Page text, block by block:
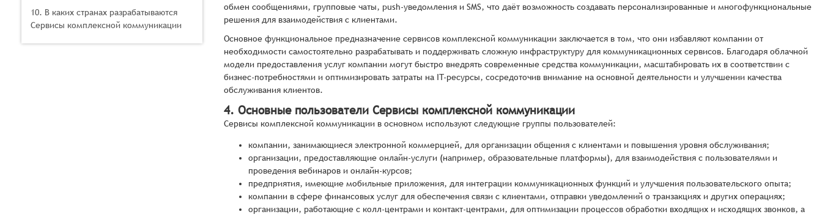
10. В каких странах разрабатываются
Сервисы комплексной коммуникации
обмен сообщениями, групповые чаты, push-уведомления и SMS, что даёт возможность создавать персонализированные и многофункциональные
решения для взаимодействия с клиентами.
Основное функциональное предназначение сервисов комплексной коммуникации заключается в том, что они избавляют компании от
необходимости самостоятельно разрабатывать и поддерживать сложную инфраструктуру для коммуникационных сервисов. Благодаря облачной
модели предоставления услуг компании могут быстро внедрять современные средства коммуникации, масштабировать их в соответствии с
бизнес-потребностями и оптимизировать затраты на IT-ресурсы, сосредоточив внимание на основной деятельности и улучшении качества
обслуживания клиентов.
4. Основные пользователи Сервисы комплексной коммуникации
Сервисы комплексной коммуникации в основном используют следующие группы пользователей:
компании, занимающиеся электронной коммерцией, для организации общения с клиентами и повышения уровня обслуживания;
организации, предоставляющие онлайн-услуги (например, образовательные платформы), для взаимодействия с пользователями и
проведения вебинаров и онлайн-курсов;
предприятия, имеющие мобильные приложения, для интеграции коммуникационных функций и улучшения пользовательского опыта;
компании в сфере финансовых услуг для обеспечения связи с клиентами, отправки уведомлений о транзакциях и других операциях;
организации, работающие с колл-центрами и контакт-центрами, для оптимизации процессов обработки входящих и исходящих звонков, а